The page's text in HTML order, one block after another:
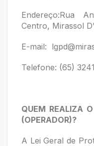
Endereço:Rua
Centro, Mirassol
E-mail:
Telefone: (65)
QUEM REALIZA
(OPERADOR)?
A Lei Geral de